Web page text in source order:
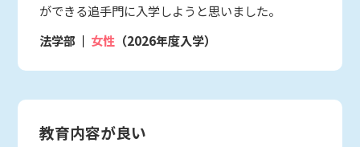
ができる追手門に入学しようと思いました。
法学部
女性 （2026年度入学）
教育内容が良い